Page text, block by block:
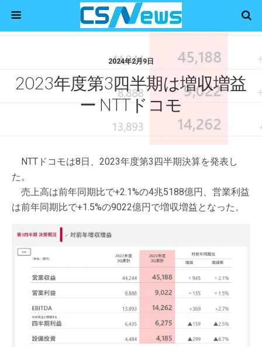
2024年2月9日
2023年度第3四半期は増収増益
ー NTTドコモ
NTTドコモは8日、2023年度第3四半期決算を発表し
た。
売上高は前年同期比で+2.1%の4兆5188億円、営業利益
は前年同期比で+1.5%の9022億円で増収増益となった。